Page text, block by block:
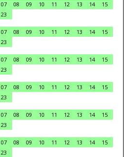
07 08 09 10 11 12 13 14
15
23
07 08 09 10 11 12 13 14
15
23
07 08 09 10 11 12 13 14
15
23
07 08 09 10 11 12 13 14
15
23
07 08 09 10 11 12 13 14
15
23
07 08 09 10 11 12 13 14
15
23